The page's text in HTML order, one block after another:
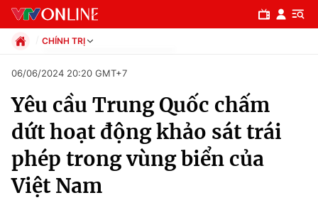
Chuyên mục
Chính trị
Xã hội
CHÍNH TRỊ
Xã hội
Pháp luật
Thể thao
Truyền hình
Văn hóa - Giải trí
Y tế
06/06/2024 20:20 GMT+7
Yêu cầu Trung Quốc chấm
dứt hoạt động khảo sát trái
phép trong vùng biển của
Việt Nam